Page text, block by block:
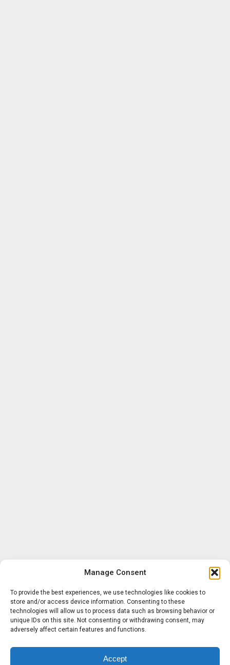
Manage Consent
To provide the best experiences, we use technologies like cookies to
store and/or access device information. Consenting to these
technologies will allow us to process data such as browsing behavior or
unique IDs on this site. Not consenting or withdrawing consent, may
adversely affect certain features and functions.
Accept